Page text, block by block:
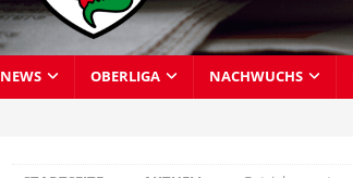
NEWS OBERLIGA NACHWUCHS